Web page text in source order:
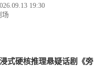
19:30
场
式硬核推理悬疑话剧《旁